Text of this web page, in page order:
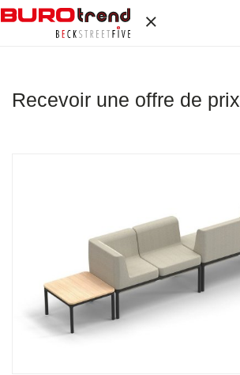
Recevoir une offre de prix